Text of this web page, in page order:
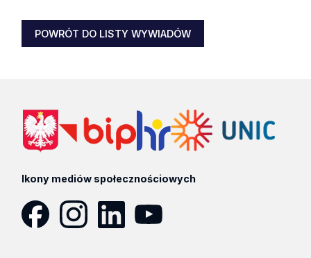
POWRÓT DO LISTY WYWIADÓW
Ikony mediów społecznościowych